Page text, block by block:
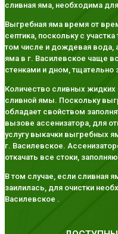
сливная яма, необходима
Выгребная яма время от
септика, поскольку с
том числе и дождевая
яма в г. Василевское чаще
стенками и дном, тщательно
Количество сливных
сливной ямы. Поскольку
обладает свойством
вызове ассенизатора, для
услугу выкачки выгребных
г. Василевское.
откачать все стоки,
В том случае, если сливная
заилилась, для очистки
Василевское .